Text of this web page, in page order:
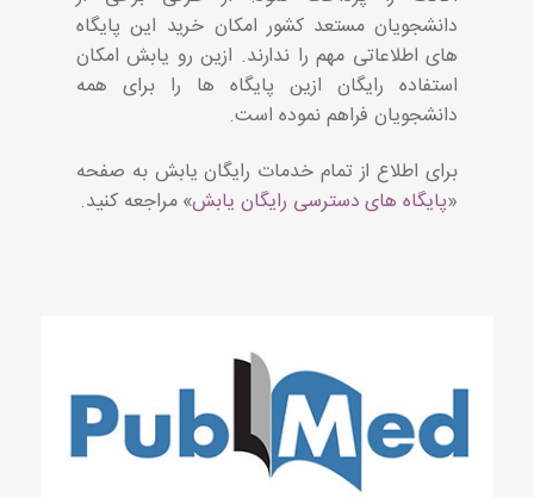
دانشجویان مستعد کشور امکان خرید این پایگاه
های اطلاعاتی مهم را ندارند. ازین رو یابش امکان
استفاده رایگان ازین پایگاه ها را برای همه
دانشجویان فراهم نموده است.
برای اطلاع از تمام خدمات رایگان یابش به صفحه
«پایگاه های دسترسی رایگان یابش» مراجعه کنید.